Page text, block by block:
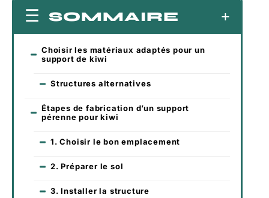
SOMMAIRE
Choisir les matériaux adaptés pour un
support de kiwi
Structures alternatives
Étapes de fabrication d’un support
pérenne pour kiwi
1. Choisir le bon emplacement
2. Préparer le sol
3. Installer la structure